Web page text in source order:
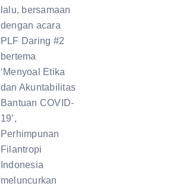
lalu, bersamaan
dengan acara
PLF Daring #2
bertema
‘Menyoal Etika
dan Akuntabilitas
Bantuan COVID-
19’,
Perhimpunan
Filantropi
Indonesia
meluncurkan